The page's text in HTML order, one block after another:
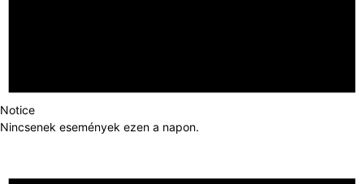
Notice
Nincsenek események ezen a napon.